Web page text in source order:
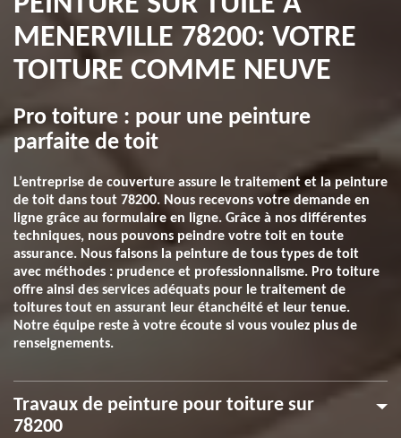
MENERVILLE 78200: VOTRE
TOITURE COMME NEUVE
Pro toiture : pour une peinture
parfaite de toit
L’entreprise de couverture assure le traitement et la peinture
de toit dans tout 78200. Nous recevons votre demande en
ligne grâce au formulaire en ligne. Grâce à nos différentes
techniques, nous pouvons peindre votre toit en toute
assurance. Nous faisons la peinture de tous types de toit
avec méthodes : prudence et professionnalisme. Pro toiture
offre ainsi des services adéquats pour le traitement de
toitures tout en assurant leur étanchéité et leur tenue.
Notre équipe reste à votre écoute si vous voulez plus de
renseignements.
Travaux de peinture pour toiture sur
78200